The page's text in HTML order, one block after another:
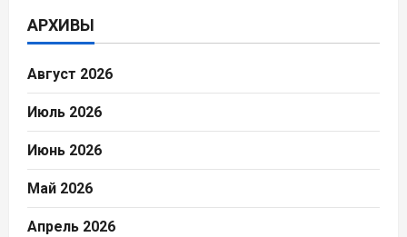
АРХИВЫ
Август 2026
Июль 2026
Июнь 2026
Май 2026
Апрель 2026